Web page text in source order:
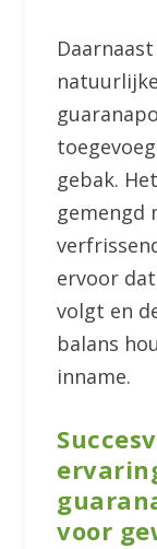
gebak.
gemengd
ervoor
volgt en
balans
inname.
voor